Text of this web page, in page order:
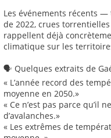
Les événements récents
de 2022, crues
rappellent déjà
climatique sur les
🗣️ Quelques extraits de
« L’année record des
moyenne en 2050.»
« Ce n’est pas parce qu’il
d’avalanches.»
« Les extrêmes de